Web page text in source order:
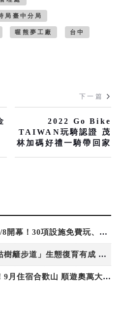
局臺中分局
喔熊夢工廠 台中
下一篇
2022 Go Bike
TAIWAN玩騎認證 茂
林加碼好禮一騎帶回家
高雄最大親子遊樂園8/8開幕！30項設施免費玩、YOYO家族嗨翻暑假
虎頭埤森林秘境！「枯樹籬步道」生態復育有成 走進大自然生命教室
一趟旅程、雙重享受！9月住宿合歡山 順遊奧萬大10元優惠入園